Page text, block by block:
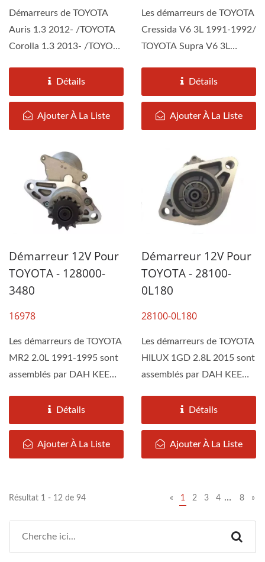
Démarreurs de TOYOTA
Auris 1.3 2012- /TOYOTA
Corolla 1.3 2013- /TOYOTA
2016/TOYOTA...
Détails
Ajouter À La Liste
Les démarreurs de TOYOTA
Cressida V6 3L 1991-1992/
TOYOTA Supra V6 3L
Détails
Ajouter À La Liste
Démarreur 12V Pour
TOYOTA - 128000-
3480
16978
Les démarreurs de TOYOTA
MR2 2.0L 1991-1995 sont
assemblés par DAH KEE
Détails
Ajouter À La Liste
Démarreur 12V Pour
TOYOTA - 28100-
0L180
28100-0L180
Les démarreurs de TOYOTA
HILUX 1GD 2.8L 2015 sont
assemblés par DAH KEE
Détails
Ajouter À La Liste
Résultat 1 - 12 de 94 « 1 2 3 4 … 8 »